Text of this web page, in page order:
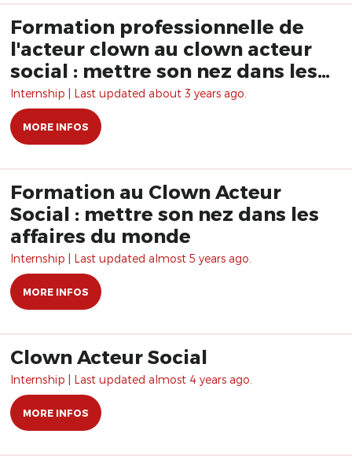
Formation professionnelle de
l'acteur clown au clown acteur
social : mettre son nez dans les
affaires du monde
Internship | Last updated about 3 years ago.
MORE INFOS
Formation au Clown Acteur
Social : mettre son nez dans les
affaires du monde
Internship | Last updated almost 5 years ago.
MORE INFOS
Clown Acteur Social
Internship | Last updated almost 4 years ago.
MORE INFOS